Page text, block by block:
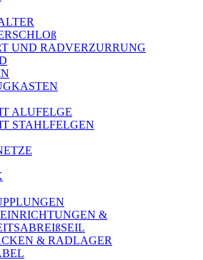
UND RADVERZURRUNG
ALUFELGE
STAHLFELGEN
&
& RADLAGER